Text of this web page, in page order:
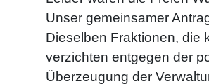
Unser gemeinsamer
Dieselben Fraktionen, die
verzichten entgegen der
Überzeugung der